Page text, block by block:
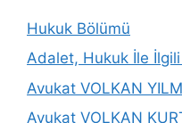
Hukuk Bölümü
Adalet, Hukuk İle
Avukat VOLKAN
Avukat VOLKAN